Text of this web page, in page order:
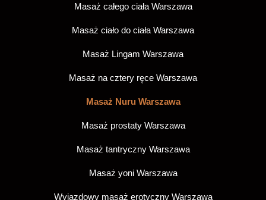
Masaż całego ciała Warszawa
Masaż ciało do ciała Warszawa
Masaż Lingam Warszawa
Masaż na cztery ręce Warszawa
Masaż Nuru Warszawa
Masaż prostaty Warszawa
Masaż tantryczny Warszawa
Masaż yoni Warszawa
Wyjazdowy masaż erotyczny Warszawa